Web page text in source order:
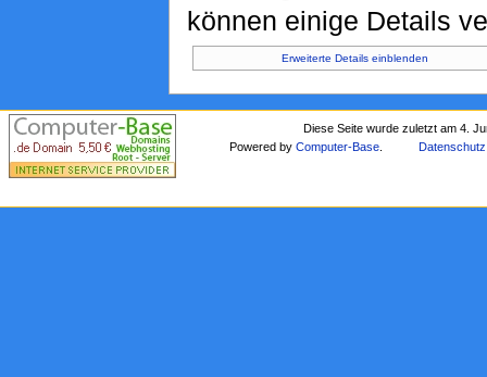
können einige Details
Erweiterte Details einblenden
Diese Seite wurde zuletzt am 4.
Powered byComputer-Base Datenschutz